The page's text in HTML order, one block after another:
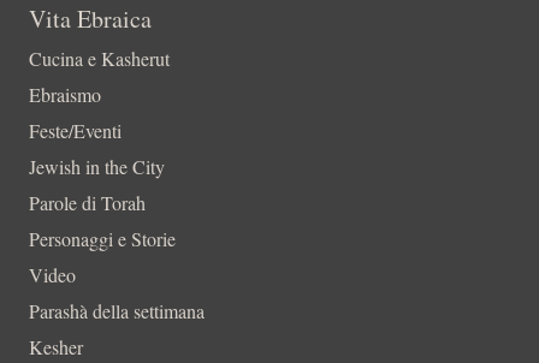
Vita Ebraica
Cucina e Kasherut
Ebraismo
Feste/Eventi
Jewish in the City
Parole di Torah
Personaggi e Storie
Video
Parashà della settimana
Kesher